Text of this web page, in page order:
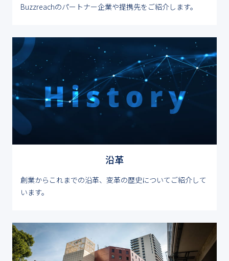
Buzzreachのパートナー企業や提携先をご紹介します。
沿革
創業からこれまでの沿革、変革の歴史についてご紹介して
います。